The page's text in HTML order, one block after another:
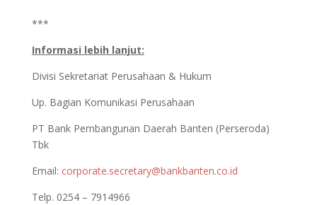
***
Informasi lebih lanjut:
Divisi Sekretariat Perusahaan & Hukum
Up. Bagian Komunikasi Perusahaan
PT Bank Pembangunan Daerah Banten (Perseroda)
Tbk
Email: corporate.secretary@bankbanten.co.id
Telp. 0254 – 7914966